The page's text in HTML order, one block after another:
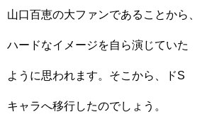
山口百恵の大ファンであることから、
ハードなイメージを自ら演じていた
ように思われます。そこから、ドS
キャラへ移行したのでしょう。